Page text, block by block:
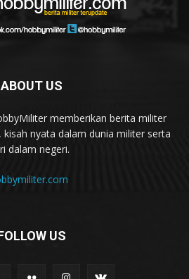
ABOUT US
memberikan berita militer
nyata dalam dunia militer serta
dalam negeri.
US